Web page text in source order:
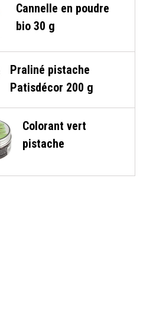
Cannelle en poudre
bio 30 g
Praliné pistache
Patisdécor 200 g
Colorant vert
pistache